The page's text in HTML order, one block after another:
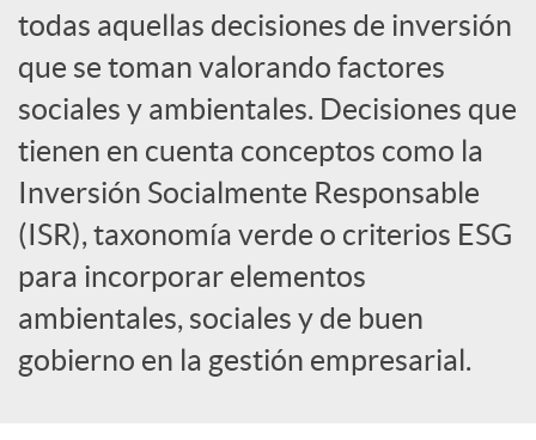
c
a
d
o
r
d
todas aquellas decisiones de inversión
que se toman valorando factores
sociales y ambientales. Decisiones que
tienen en cuenta conceptos como la
Inversión Socialmente Responsable
(ISR), taxonomía verde o criterios ESG
para incorporar elementos
ambientales, sociales y de buen
gobierno en la gestión empresarial.